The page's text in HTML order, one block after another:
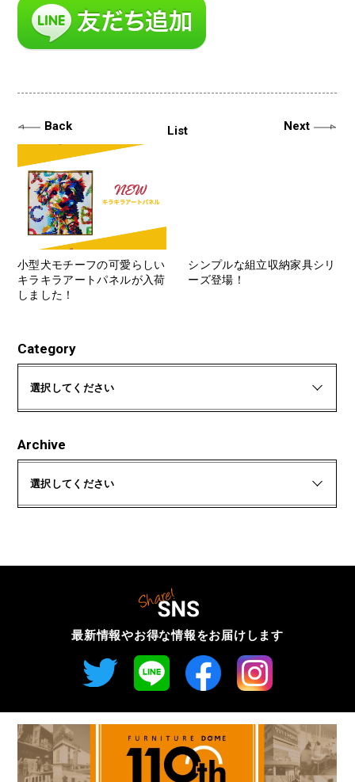
Back
小型犬モチーフの可愛らしい
キラキラアートパネルが入荷
しました！
シンプルな組立収納家具シリ
ーズ登場！
Next
List
Category
選択してください
Archive
選択してください
最新情報やお得な情報をお届けします